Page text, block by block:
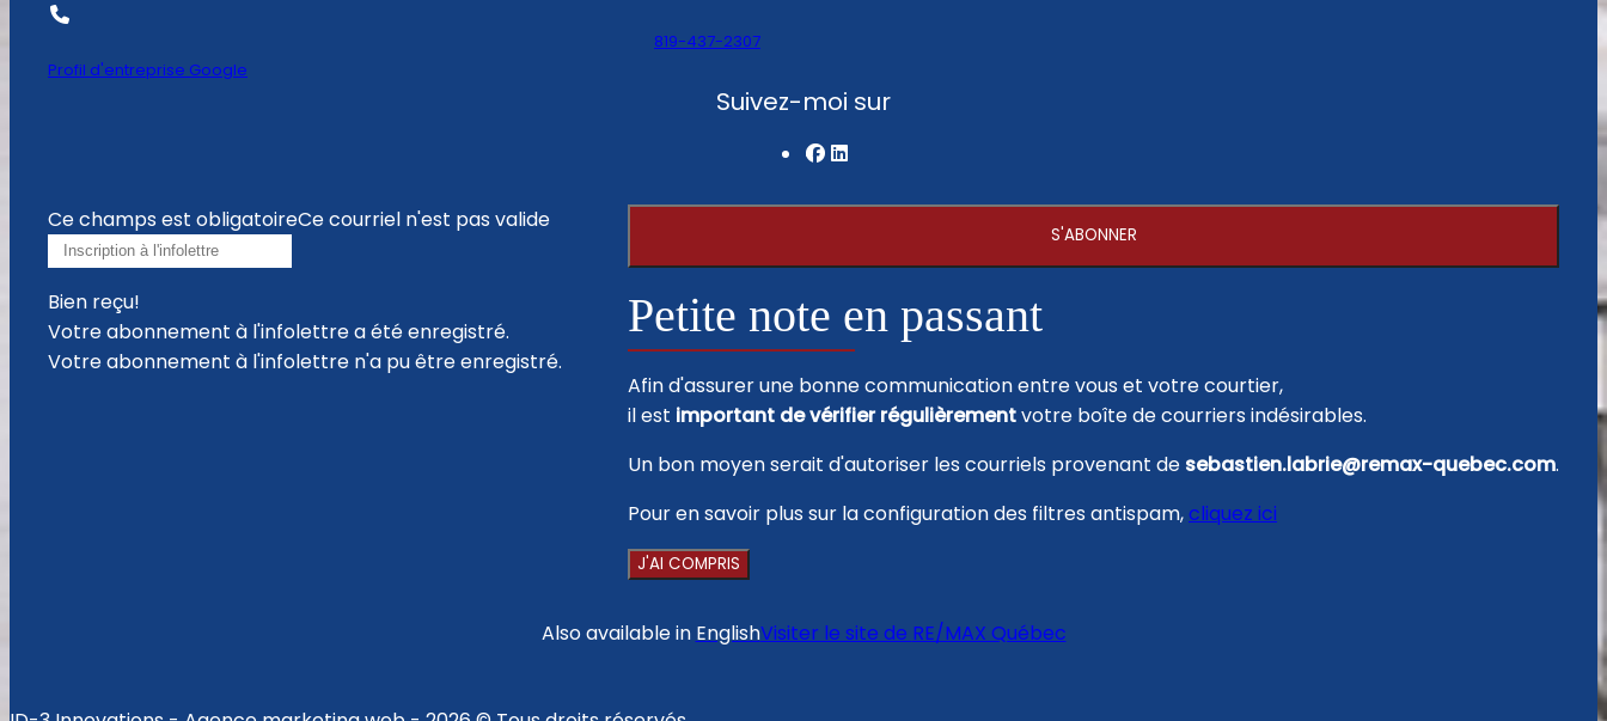
819-437-2307
Profil d'entreprise Google
Suivez-moi sur
Ce champs est obligatoireCe courriel n'est pas valide
S'ABONNER
Bien reçu!
Votre abonnement à l'infolettre a été enregistré.
Votre abonnement à l'infolettre n'a pu être enregistré.
Petite note en passant
Afin d'assurer une bonne communication entre vous et votre courtier,
il est important de vérifier régulièrementvotre boîte de courriers indésirables.
Un bon moyen serait d'autoriser les courriels provenant de sebastien.labrie@remax-quebec.com.
Pour en savoir plus sur la configuration des filtres antispam,cliquez ici
J'AI COMPRIS
Also available in EnglishVisiter le site de RE/MAX Québec